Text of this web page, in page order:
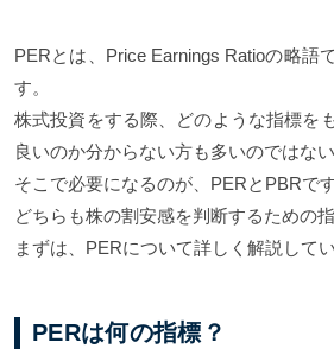
PERとは、Price Earnings Ratioの略語
す。
株式投資をする際、どのような指標を
良いのか分からない方も多いのではない
そこで必要になるのが、PERとPBRです
どちらも株の割安感を判断するための
まずは、PERについて詳しく解説してい
PERは何の指標？